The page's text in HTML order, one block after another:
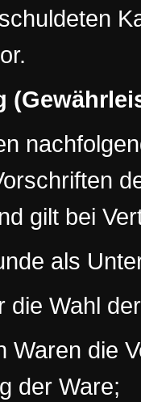
gilt bei
als
die Wahl
Waren die
der Ware;